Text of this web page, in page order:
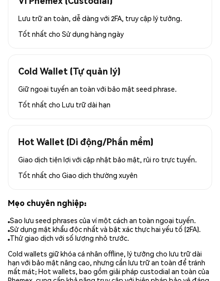
Lưu trữ an toàn, dễ dàng với 2FA, truy cập lý tưởng.
Tốt nhất cho Sử dụng hàng ngày
Cold Wallet (Tự quản lý)
Giữ ngoại tuyến an toàn với bảo mật seed phrase.
Tốt nhất cho Lưu trữ dài hạn
Hot Wallet (Di động/Phần mềm)
Giao dịch tiện lợi với cập nhật bảo mật, rủi ro trực tuyến.
Tốt nhất cho Giao dịch thường xuyên
Mẹo chuyên nghiệp:
Sao lưu seed phrases của ví một cách an toàn ngoại tuyến.
Sử dụng mật khẩu độc nhất và bật xác thực hai yếu tố (2FA).
Thử giao dịch với số lượng nhỏ trước.
Cold wallets giữ khóa cá nhân offline, lý tưởng cho lưu trữ dài
hạn với bảo mật nâng cao, nhưng cần lưu trữ an toàn để tránh
mất mát; Hot wallets, bao gồm giải pháp custodial an toàn của